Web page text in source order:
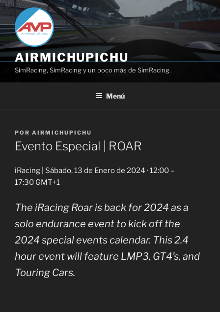
Saltar
al
contenido
AIRMICHUPICHU
SimRacing, SimRacing y un poco más de SimRacing.
Menú
PUBLICADO
EL
POR AIRMICHUPICHU
Evento Especial | ROAR
iRacing | Sábado, 13 de Enero de 2024 · 12:00 –
17:30 GMT+1
The iRacing Roar is back for 2024 as a
solo endurance event to kick off the
2024 special events calendar. This 2.4
hour event will feature LMP3, GT4’s, and
Touring Cars.